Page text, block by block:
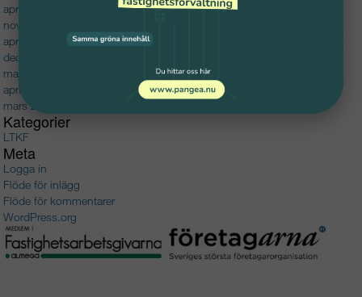
april 2017
november 2016
april 2016
december 2015
maj 2015
april 2015
mars 2015
Kategorier
LTKF
Meta
Logga in
Flöde för inlägg
Flöde för kommentarer
WordPress.org